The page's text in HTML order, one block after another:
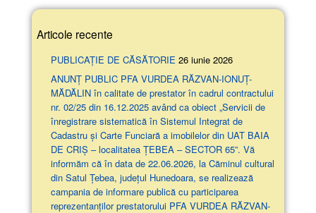
Articole recente
PUBLICAȚIE DE CĂSĂTORIE 26 iunie 2026
ANUNŢ PUBLIC PFA VURDEA RĂZVAN-IONUȚ-
MĂDĂLIN în calitate de prestator în cadrul contractului
nr. 02/25 din 16.12.2025 având ca obiect „Servicii de
înregistrare sistematică în Sistemul Integrat de
Cadastru și Carte Funciară a imobilelor din UAT BAIA
DE CRIȘ – localitatea ȚEBEA – SECTOR 65”. Vă
informăm că în data de 22.06.2026, la Căminul cultural
din Satul Țebea, județul Hunedoara, se realizează
campania de informare publică cu participarea
reprezentanților prestatorului PFA VURDEA RĂZVAN-